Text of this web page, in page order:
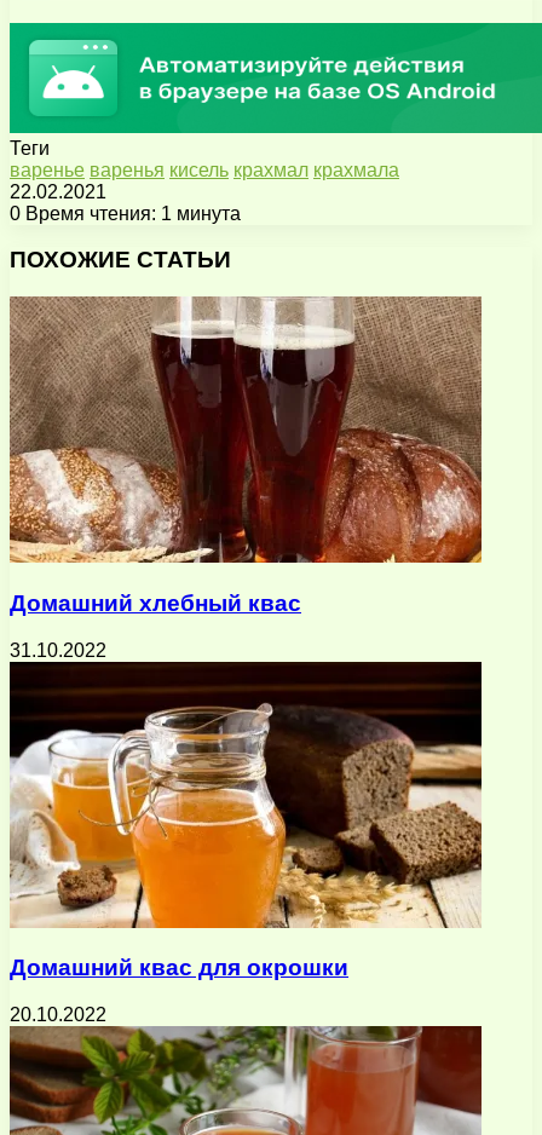
Теги
варенье варенья кисель крахмал крахмала
22.02.2021
0 Время чтения: 1 минута
через
почту
ПОХОЖИЕ СТАТЬИ
Домашний хлебный квас
31.10.2022
Домашний квас для окрошки
20.10.2022